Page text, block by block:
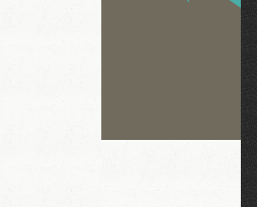
public/badge-